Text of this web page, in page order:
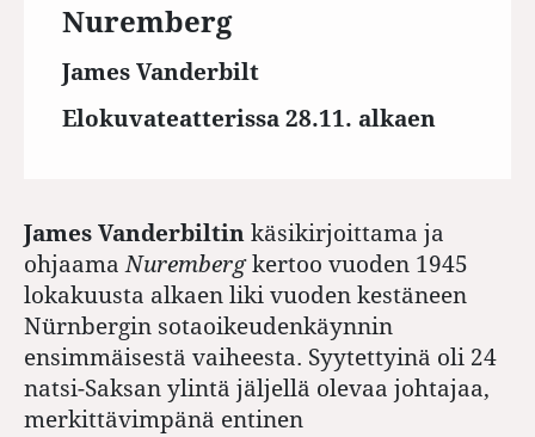
Nuremberg
James Vanderbilt
Elokuvateatterissa 28.11. alkaen
James Vanderbiltin käsikirjoittama ja
ohjaama Nurembergkertoo vuoden 1945
lokakuusta alkaen liki vuoden kestäneen
Nürnbergin sotaoikeudenkäynnin
ensimmäisestä vaiheesta. Syytettyinä oli 24
natsi-Saksan ylintä jäljellä olevaa johtajaa,
merkittävimpänä entinen